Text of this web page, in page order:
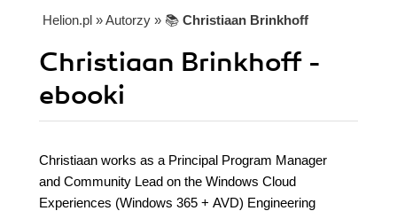
Helion.pl » Autorzy » 📚 Christiaan Brinkhoff
Christiaan Brinkhoff -
ebooki
Christiaan works as a Principal Program Manager
and Community Lead on the Windows Cloud
Experiences (Windows 365 + AVD) Engineering